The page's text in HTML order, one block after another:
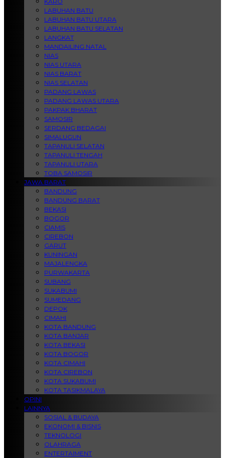
LABUHAN BATU
LABUHAN BATU UTARA
LABUHAN BATU SELATAN
LANGKAT
MANDAILING NATAL
NIAS
NIAS UTARA
NIAS BARAT
NIAS SELATAN
PADANG LAWAS
PADANG LAWAS UTARA
PAKPAK BHARAT
SAMOSIR
SERDANG BEDAGAI
SIMALUGUN
TAPANULI SELATAN
TAPANULI TENGAH
TAPANULI UTARA
TOBA SAMOSIR
JAWA BARAT
BANDUNG
BANDUNG BARAT
BEKASI
BOGOR
CIAMIS
CIREBON
GARUT
KUNINGAN
MAJALENGKA
PURWAKARTA
SUBANG
SUKABUMI
SUMEDANG
DEPOK
CIMAHI
KOTA BANDUNG
KOTA BANJAR
KOTA BEKASI
KOTA BOGOR
KOTA CIMAHI
KOTA CIREBON
KOTA SUKABUMI
KOTA TASIKMALAYA
OPINI
LAINNYA
SOSIAL & BUDAYA
EKONOMI & BISNIS
TEKNOLOGI
OLAHRAGA
ENTERTAIMENT